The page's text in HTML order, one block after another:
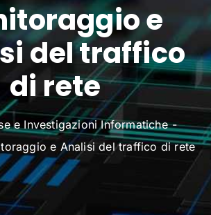
e
del traffico
di rete
e Investigazioni Informatiche
e Analisi del traffico di rete